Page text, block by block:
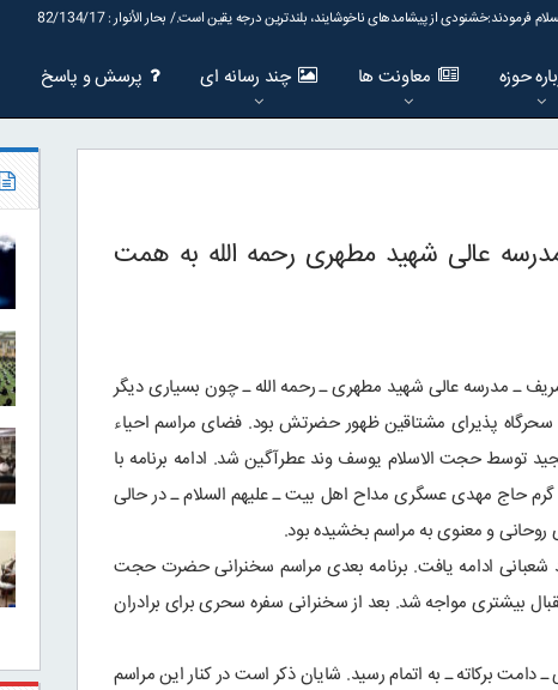
فرمودند:خشنودى از پیشامدهاى ناخوشایند، بلند‌ترین درجه یقین است./ بحار الأنوار : 82/134/17
حوزه معاونت ها چند رسانه ای پرسش و پاسخ
عالی شهید مطهری رحمه الله به همت
ـ مدرسه عالی شهید مطهری ـ رحمه الله ـ چون بسیاری دیگر
سحرگاه پذیرای مشتاقین ظهور حضرتش بود. فضای مراسم احیاء
کلام الله مجید توسط حجت الاسلام یوسف وند عطرآگین شد. ادامه برنامه با
حاج مهدی عسگری مداح اهل بیت ـ علیهم السلام ـ در حالی
و معنوی به مراسم بخشیده بود.
شعبانی ادامه یافت. برنامه بعدی مراسم سخنرانی حضرت حجت
بیشتری مواجه شد. بعد از سخنرانی سفره سحری برای برادران
برکاته ـ به اتمام رسید. شایان ذکر است در کنار این مراسم